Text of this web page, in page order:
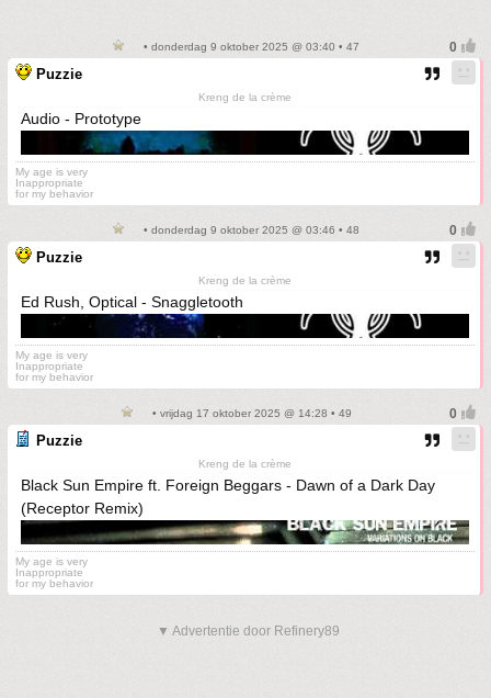
• donderdag 9 oktober 2025 @ 03:40 • 47
Puzzie
Kreng de la crème
Audio - Prototype
My age is very
Inappropriate
for my behavior
• donderdag 9 oktober 2025 @ 03:46 • 48
Puzzie
Kreng de la crème
Ed Rush, Optical - Snaggletooth
My age is very
Inappropriate
for my behavior
• vrijdag 17 oktober 2025 @ 14:28 • 49
Puzzie
Kreng de la crème
Black Sun Empire ft. Foreign Beggars - Dawn of a Dark Day
(Receptor Remix)
My age is very
Inappropriate
for my behavior
▼ Advertentie door Refinery89